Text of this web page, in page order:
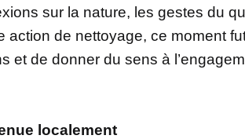
sur la nature, les gestes du
action de nettoyage, ce moment
et de donner du sens à
localement